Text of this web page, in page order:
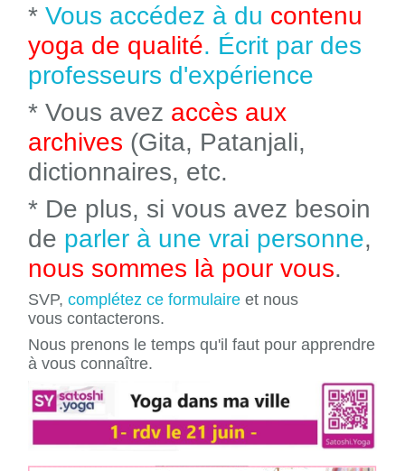
* Vous accédez à du contenu
yoga de qualité. Écrit par des
professeurs d'expérience
* Vous avez accès aux
archives (Gita, Patanjali,
dictionnaires, etc.
* De plus, si vous avez besoin
de parler à une vrai personne,
nous sommes là pour vous.
SVP, complétez ce formulaire et nous
vous contacterons.
Nous prenons le temps qu'il faut pour apprendre
à vous connaître.